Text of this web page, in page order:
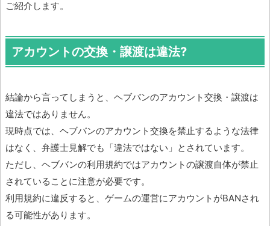
ご紹介します。
アカウントの交換・譲渡は違法?
結論から言ってしまうと、ヘブバンのアカウント交換・譲渡は
違法ではありません。
現時点では、ヘブバンのアカウント交換を禁止するような法律
はなく、弁護士見解でも「違法ではない」とされています。
ただし、ヘブバンの利用規約ではアカウントの譲渡自体が禁止
されていることに注意が必要です。
利用規約に違反すると、ゲームの運営にアカウントがBANされ
る可能性があります。